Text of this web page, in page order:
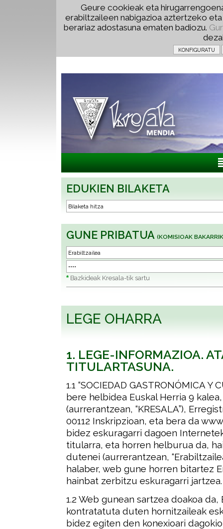
Geure cookieak eta
erabiltzaileen nabigazioa aztertzeko
berariaz adostasuna ematen badiozu.
EDUKIEN BILAKETA
GUNE PRIBATUA (KOMISIOAK
* Bazkideak Kresala-tik sartu
LEGE OHARRA
1. LEGE-INFORMAZIOA.
TITULARTASUNA.
1.1 “SOCIEDAD GASTRONÓMICA Y
bere helbidea Euskal Herria 9
(aurrerantzean, “KRESALA”),
00112 Inskripzioan, eta bera da
bidez eskuragarri dagoen
titularra, eta horren helburua da,
dutenei (aurrerantzean,
halaber, web gune horren bitartez
hainbat zerbitzu eskuragarri jartzea.
1.2 Web gunean sartzea doakoa
kontratatuta duten hornitzaileak
bidez egiten den konexioari